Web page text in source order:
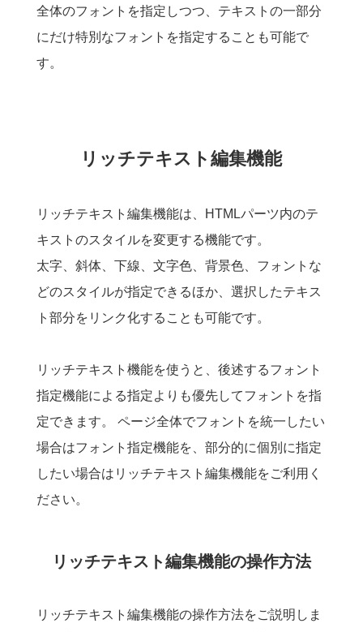
全体のフォントを指定しつつ、テキストの一部分
にだけ特別なフォントを指定することも可能で
す。
リッチテキスト編集機能
リッチテキスト編集機能は、HTMLパーツ内のテ
キストのスタイルを変更する機能です。
太字、斜体、下線、文字色、背景色、フォントな
どのスタイルが指定できるほか、選択したテキス
ト部分をリンク化することも可能です。
リッチテキスト機能を使うと、後述するフォント
指定機能による指定よりも優先してフォントを指
定できます。 ページ全体でフォントを統一したい
場合はフォント指定機能を、部分的に個別に指定
したい場合はリッチテキスト編集機能をご利用く
ださい。
リッチテキスト編集機能の操作方法
リッチテキスト編集機能の操作方法をご説明しま